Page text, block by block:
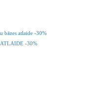
bāzes atlaide -30%
-30%